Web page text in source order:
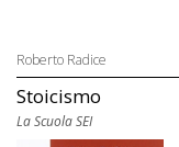
Roberto Radice
Stoicismo
La Scuola SEI